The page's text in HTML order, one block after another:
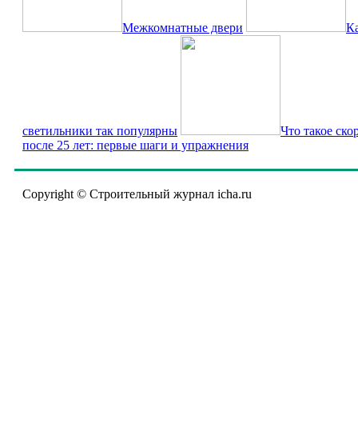
Межкомнатные двери
светильники так популярны
Что такое
после 25 лет: первые шаги и упражнения
Copyright © Строительный журнал icha.ru